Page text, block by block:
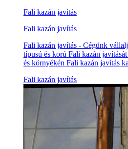
Fali kazán javítás
Fali kazán javítás
Fali kazán javítás - Cégünk
típusú és korú Fali kazán
és környékén Fali kazán javítás
Fali kazán javítás